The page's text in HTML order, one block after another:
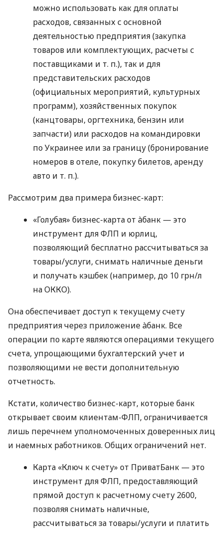
можно использовать как для оплаты
расходов, связанных с основной
деятельностью предприятия (закупка
товаров или комплектующих, расчеты с
поставщиками и т. п.), так и для
представительских расходов
(официальных мероприятий, культурных
программ), хозяйственных покупок
(канцтовары, оргтехника, бензин или
запчасти) или расходов на командировки
по Украинее или за границу (бронирование
номеров в отеле, покупку билетов, аренду
авто и т. п.).
Рассмотрим два примера бизнес-карт:
«Голубая» бизнес-карта от àбанк — это
инструмент для ФЛП и юрлиц,
позволяющий бесплатно рассчитываться за
товары/услуги, снимать наличные деньги
и получать кэшбек (например, до 10 грн/л
на ОККО).
Она обеспечивает доступ к текущему счету
предприятия через приложение àбанк. Все
операции по карте являются операциями текущего
счета, упрощающими бухгалтерский учет и
позволяющими не вести дополнительную
отчетность.
Кстати, количество бизнес-карт, которые банк
открывает своим клиентам-ФЛП, ограничивается
лишь перечнем уполномоченных доверенных лиц
и наемных работников. Общих ограничений нет.
Карта «Ключ к счету» от ПриватБанк — это
инструмент для ФЛП, предоставляющий
прямой доступ к расчетному счету 2600,
позволяя снимать наличные,
рассчитываться за товары/услуги и платить